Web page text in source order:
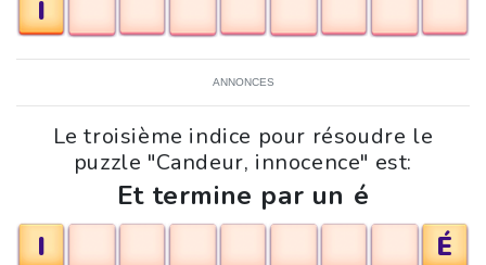
I
ANNONCES
Le troisième indice pour résoudre le
puzzle "Candeur, innocence" est:
Et termine par un é
I
É